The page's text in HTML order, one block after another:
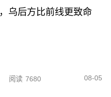
乌后方比前线更致命
阅读 7680 08-05